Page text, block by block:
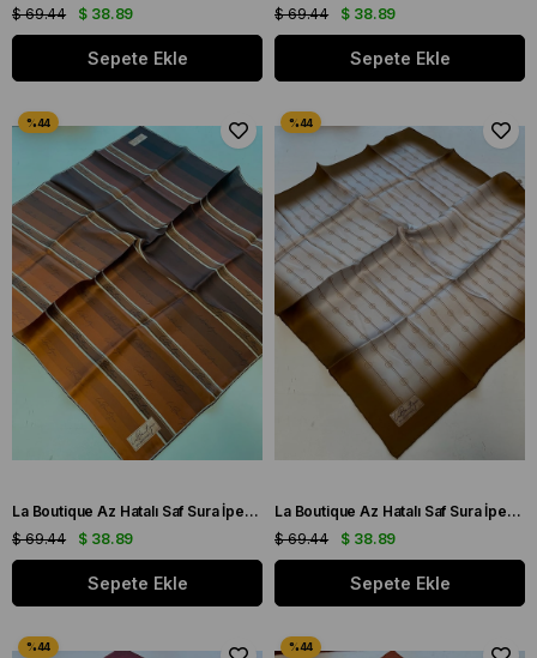
$ 38.89
$ 69.44
Sepete Ekle
$ 38.89
$ 69.44
Sepete Ekle
La Boutique Az Hatalı Saf Sura İpek Eşarp Kahve - Kiremit Yazı Desen
$ 38.89
$ 69.44
Sepete Ekle
La Boutique Az Hatalı Saf Sura İpek Eşarp Ekru Logo Desen
$ 38.89
$ 69.44
Sepete Ekle